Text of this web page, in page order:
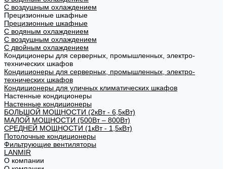
С воздушным охлаждением
Прецизионные шкафные
Прецизионные шкафные
С водяным охлаждением
С воздушным охлаждением
С двойным охлаждением
Кондиционеры для серверных, промышленных, электро-
технических шкафов
Кондиционеры для серверных, промышленных, электро-
технических шкафов
Кондиционеры для уличных климатических шкафов
Настенные кондиционеры
Настенные кондиционеры
БОЛЬШОЙ МОЩНОСТИ (2кВт - 6,5кВт)
МАЛОЙ МОЩНОСТИ (500Вт – 800Вт)
СРЕДНЕЙ МОЩНОСТИ (1кВт - 1,5кВт)
Потолочные кондиционеры
Фильтрующие вентиляторы
LANMIR
О компании